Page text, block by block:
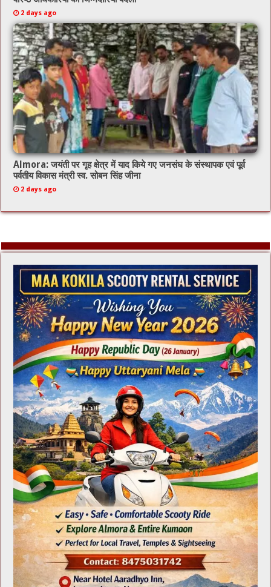
2 days ago
Almora: जयंती पर गृह क्षेत्र में याद किये गए जनसंघ के संस्थापक एवं पूर्व
पर्वतीय विकास मंत्री स्व. सोबन सिंह जीना
2 days ago